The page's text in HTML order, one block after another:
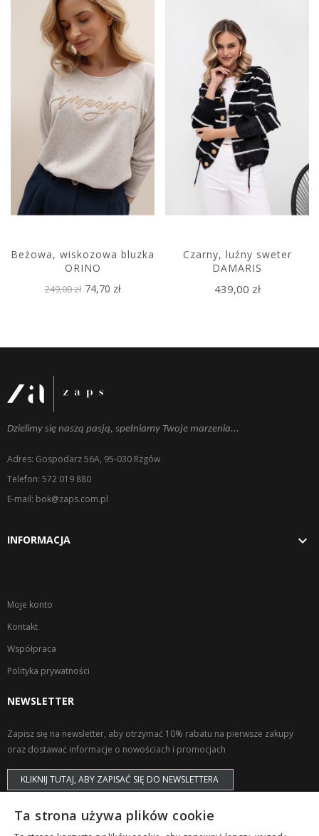
Beżowa, wiskozowa bluzka
ORINO
249,00 zł 74,70 zł
Czarny, luźny sweter
DAMARIS
439,00 zł
Dzielimy się naszą pasją, spełniamy Twoje marzenia...
Adres: Gospodarz 56A, 95-030 Rzgów
Telefon: 572 019 880
E-mail: bok@zaps.com.pl
INFORMACJA 
Moje konto
Kontakt
Współpraca
Polityka prywatności
NEWSLETTER
Zapisz się na newsletter, aby otrzymać 10% rabatu na pierwsze zakupy
oraz dostawać informacje o nowościach i promocjach
KLIKNIJ TUTAJ, ABY ZAPISAĆ SIĘ DO NEWSLETTERA
Ta strona używa plików cookie